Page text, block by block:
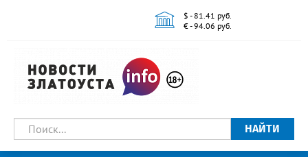
$ - 81.41 руб.
€ - 94.06 руб.
НАЙТИ